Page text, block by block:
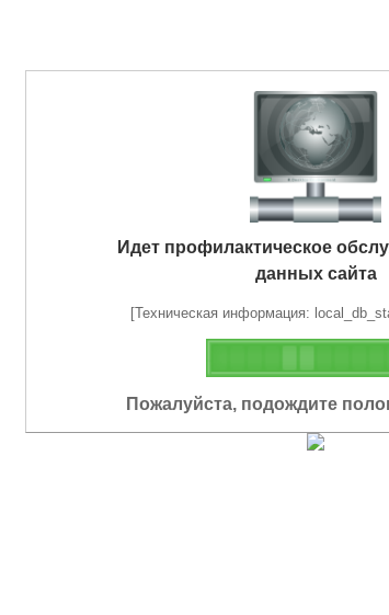
Идет профилактическое
данных сайта
[Техническая информация:
Пожалуйста, подождите